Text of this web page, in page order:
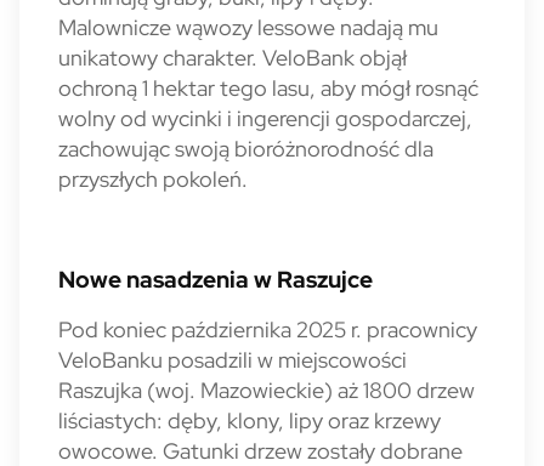
Malownicze wąwozy lessowe nadają mu
unikatowy charakter. VeloBank objął
ochroną 1 hektar tego lasu, aby mógł rosnąć
wolny od wycinki i ingerencji gospodarczej,
zachowując swoją bioróżnorodność dla
przyszłych pokoleń.
Nowe nasadzenia w Raszujce
Pod koniec października 2025 r. pracownicy
VeloBanku posadzili w miejscowości
Raszujka (woj. Mazowieckie) aż 1800 drzew
liściastych: dęby, klony, lipy oraz krzewy
owocowe. Gatunki drzew zostały dobrane